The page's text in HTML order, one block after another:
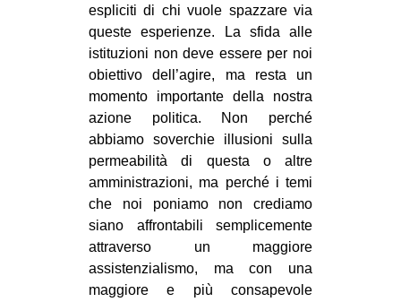
espliciti di chi vuole spazzare via
queste esperienze. La sfida alle
istituzioni non deve essere per noi
obiettivo dell’agire, ma resta un
momento importante della nostra
azione politica. Non perché
abbiamo soverchie illusioni sulla
permeabilità di questa o altre
amministrazioni, ma perché i temi
che noi poniamo non crediamo
siano affrontabili semplicemente
attraverso un maggiore
assistenzialismo, ma con una
maggiore e più consapevole